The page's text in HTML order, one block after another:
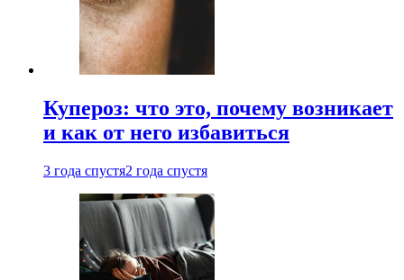
Купероз: что это, почему возникает
и как от него избавиться
3 года спустя2 года спустя